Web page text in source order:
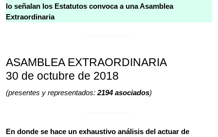
lo señalan los Estatutos convoca a una Asamblea
Extraordinaria
ASAMBLEA EXTRAORDINARIA
30 de octubre de 2018
(presentes y representados: 2194 asociados)
En donde se hace un exhaustivo análisis del actuar de